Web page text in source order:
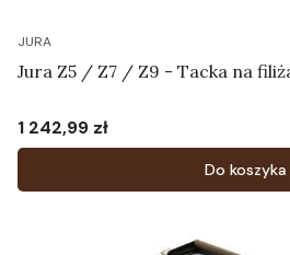
JURA
Jura Z5 / Z7 / Z9 - Tacka na
Cena
1 242,99 zł
Do koszyka